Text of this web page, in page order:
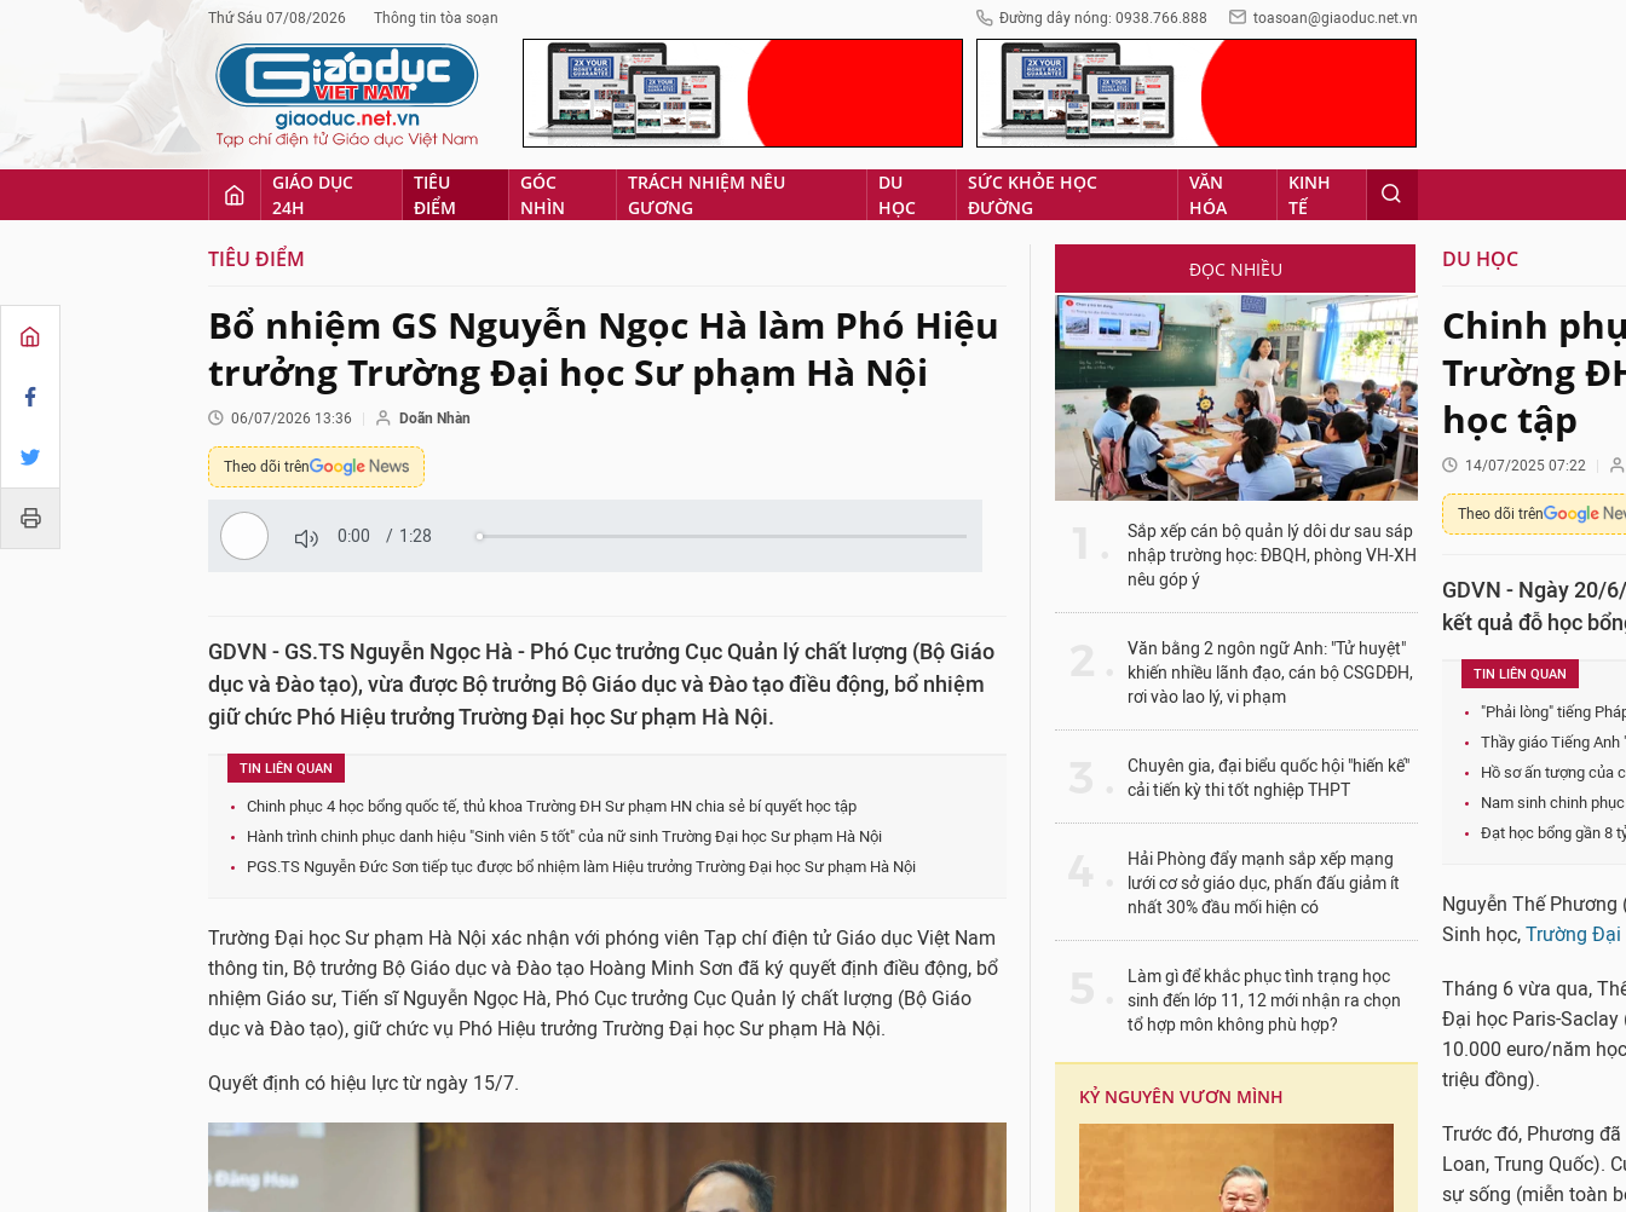
Thứ Sáu 07/08/2026 Thông tin tòa soạn Đường dây nóng: 0938.766.888 toasoan@giaoduc.net.vn
GIÁO DỤC
24H
TIÊU
ĐIỂM
GÓC
NHÌN
TRÁCH NHIỆM NÊU
GƯƠNG
DU
HỌC
SỨC KHỎE HỌC
ĐƯỜNG
VĂN
HÓA
KINH
TẾ
TIÊU ĐIỂM
Bổ nhiệm GS Nguyễn Ngọc Hà làm Phó Hiệu
trưởng Trường Đại học Sư phạm Hà Nội
06/07/2026 13:36 Doãn Nhàn
Theo dõi trên
0:00 / 1:28
GDVN - GS.TS Nguyễn Ngọc Hà - Phó Cục trưởng Cục Quản lý chất lượng (Bộ Giáo
dục và Đào tạo), vừa được Bộ trưởng Bộ Giáo dục và Đào tạo điều động, bổ nhiệm
giữ chức Phó Hiệu trưởng Trường Đại học Sư phạm Hà Nội.
TIN LIÊN QUAN
Chinh phục 4 học bổng quốc tế, thủ khoa Trường ĐH Sư phạm HN chia sẻ bí quyết học tập
Hành trình chinh phục danh hiệu "Sinh viên 5 tốt" của nữ sinh Trường Đại học Sư phạm Hà Nội
PGS.TS Nguyễn Đức Sơn tiếp tục được bổ nhiệm làm Hiệu trưởng Trường Đại học Sư phạm Hà Nội
Trường Đại học Sư phạm Hà Nội xác nhận với phóng viên Tạp chí điện tử Giáo dục Việt Nam
thông tin, Bộ trưởng Bộ Giáo dục và Đào tạo Hoàng Minh Sơn đã ký quyết định điều động, bổ
nhiệm Giáo sư, Tiến sĩ Nguyễn Ngọc Hà, Phó Cục trưởng Cục Quản lý chất lượng (Bộ Giáo
dục và Đào tạo), giữ chức vụ Phó Hiệu trưởng Trường Đại học Sư phạm Hà Nội.
Quyết định có hiệu lực từ ngày 15/7.
ĐỌC NHIỀU
Sắp xếp cán bộ quản lý dôi dư sau sáp
nhập trường học: ĐBQH, phòng VH-XH
nêu góp ý
Văn bằng 2 ngôn ngữ Anh: "Tử huyệt"
khiến nhiều lãnh đạo, cán bộ CSGDĐH,
rơi vào lao lý, vi phạm
Chuyên gia, đại biểu quốc hội "hiến kế"
cải tiến kỳ thi tốt nghiệp THPT
Hải Phòng đẩy mạnh sắp xếp mạng
lưới cơ sở giáo dục, phấn đấu giảm ít
nhất 30% đầu mối hiện có
Làm gì để khắc phục tình trạng học
sinh đến lớp 11, 12 mới nhận ra chọn
tổ hợp môn không phù hợp?
KỶ NGUYÊN VƯƠN MÌNH
DU HỌC
Chinh
Trường
học tập
14/07/2025 07:22
Theo dõi trên
GDVN - Ngày 20/
kết quả đỗ học
TIN LIÊN QUAN
"Phải lòng" tiếng
Thầy giáo Tiếng Anh
Hồ sơ ấn tượng của
Nam sinh chinh
Đạt học bổng gần 8
Nguyễn Thế
Sinh học, Trường Đại
Tháng 6 vừa qua,
Đại học Paris-Saclay
10.000 euro/năm
triệu đồng).
Trước đó, Phương
Loan, Trung Quốc).
sự sống (miễn toàn